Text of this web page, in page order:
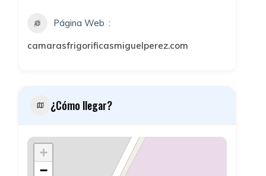
Página Web
camarasfrigorificasmiguelperez.com
¿Cómo llegar?
+
−